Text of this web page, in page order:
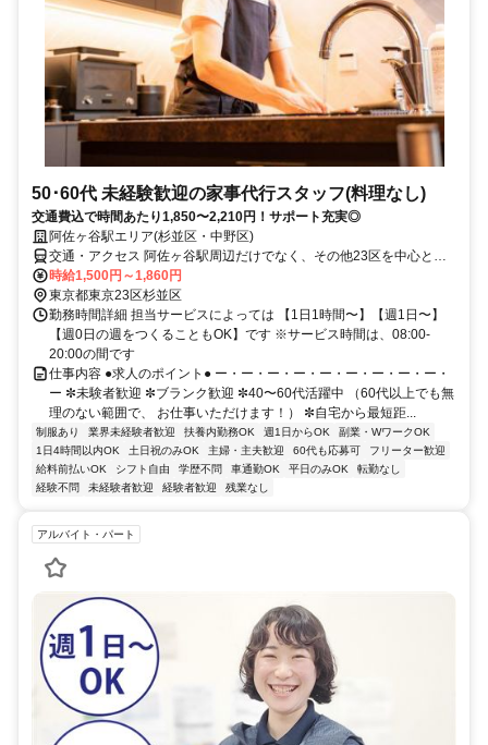
50･60代 未経験歓迎の家事代行スタッフ(料理なし)
交通費込で時間あたり1,850〜2,210円！サポート充実◎
阿佐ヶ谷駅エリア(杉並区・中野区)
交通・アクセス 阿佐ヶ谷駅周辺だけでなく、その他23区を中心とし
たお客様宅でもお仕事いただけます
時給1,500円～1,860円
東京都東京23区杉並区
勤務時間詳細 担当サービスによっては 【1日1時間〜】【週1日〜】
【週0日の週をつくることもOK】です ※サービス時間は、08:00-
20:00の間です
仕事内容 ●求人のポイント● ー・ー・ー・ー・ー・ー・ー・ー・ー・
ー ✼未験者歓迎 ✼ブランク歓迎 ✼40〜60代活躍中 （60代以上でも無
理のない範囲で、 お仕事いただけます！） ✼自宅から最短距...
制服あり 業界未経験者歓迎 扶養内勤務OK 週1日からOK
副業・WワークOK
1日4時間以内OK
土日祝のみOK 主婦・主夫歓迎 60代も応募可
フリーター歓迎
給料前払いOK
シフト自由 学歴不問 車通勤OK 平日のみOK
転勤なし
経験不問
未経験者歓迎 経験者歓迎 残業なし
アルバイト・パート